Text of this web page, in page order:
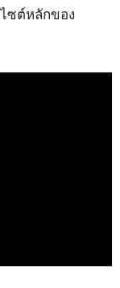
ซต์หลักของ